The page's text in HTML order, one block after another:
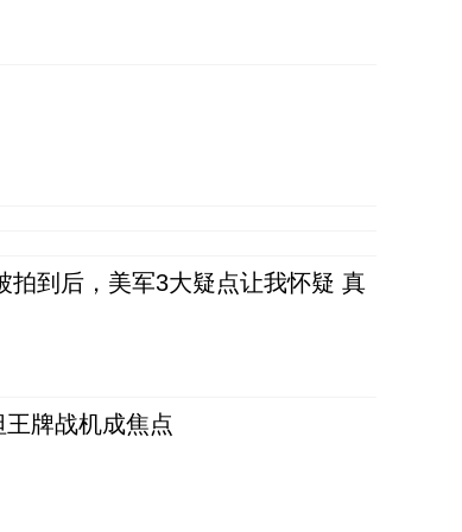
拍到后，美军3大疑点让我怀疑 真
牌战机成焦点